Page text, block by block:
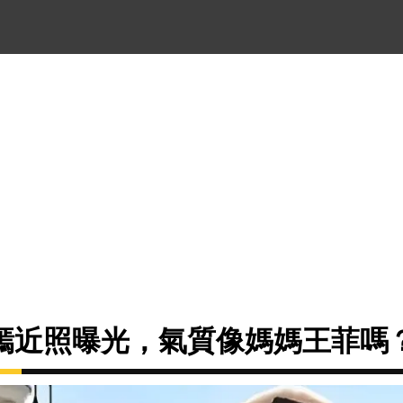
近照曝光，氣質像媽媽王菲嗎